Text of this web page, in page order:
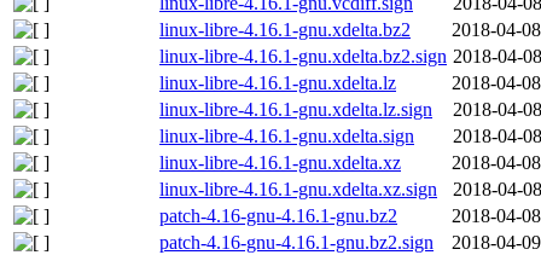
linux-libre-4.16.1-gnu.xdelta.bz2
2018-04-
linux-libre-4.16.1-gnu.xdelta.bz2.sign 2018-04-
linux-libre-4.16.1-gnu.xdelta.lz
2018-04-
linux-libre-4.16.1-gnu.xdelta.lz.sign
2018-04-
linux-libre-4.16.1-gnu.xdelta.sign
2018-04-
linux-libre-4.16.1-gnu.xdelta.xz
2018-04-
linux-libre-4.16.1-gnu.xdelta.xz.sign
2018-04-
patch-4.16-gnu-4.16.1-gnu.bz2
2018-04-
patch-4.16-gnu-4.16.1-gnu.bz2.sign
2018-04-